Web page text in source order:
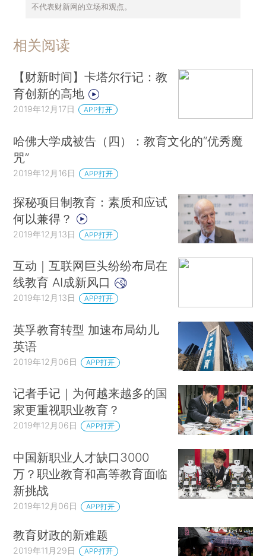
不代表财新网的立场和观点。
相关阅读
【财新时间】卡塔尔行记：教
育创新的高地
2019年12月17日 APP打开
哈佛大学成被告（四）：教育文化的“优秀魔
咒”
2019年12月16日 APP打开
探秘项目制教育：素质和应试
何以兼得？
2019年12月13日 APP打开
互动｜互联网巨头纷纷布局在
线教育 AI成新风口
2019年12月13日 APP打开
英孚教育转型 加速布局幼儿
英语
2019年12月06日 APP打开
记者手记｜为何越来越多的国
家更重视职业教育？
2019年12月06日 APP打开
中国新职业人才缺口3000
万？职业教育和高等教育面临
新挑战
2019年12月06日 APP打开
教育财政的新难题
2019年11月29日 APP打开